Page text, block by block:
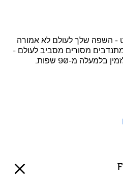
- השפה שלך לעולם לא אמורה
מסורים מסביב לעולם -